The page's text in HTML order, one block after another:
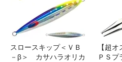
スロースキップ＜ＶＢ
－β＞ カサハラオリカ
【超
ＰＳプ